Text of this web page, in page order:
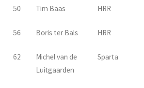
50 Tim Baas HRR
56 Boris ter Bals HRR
62
Michel van de
Luitgaarden
Sparta